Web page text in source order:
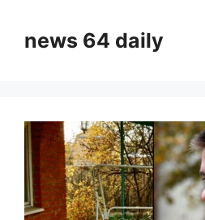
contentnews 64 daily